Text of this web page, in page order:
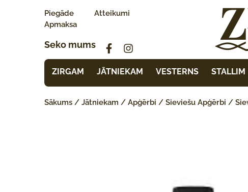
Piegāde
Apmaksa
Atteikumi
Seko mums
ZIRGAM JĀTNIEKAM VESTERNS STALLIM
Sākums / Jātniekam / Apģērbi / Sieviešu Apģērbi /